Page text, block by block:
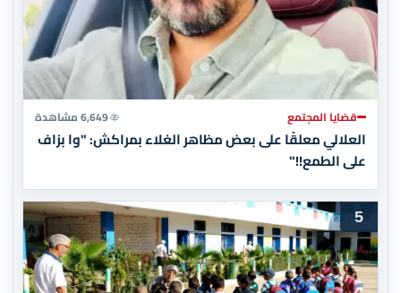
قضايا المجتمع 6,649 مشاهدة
العلالي معلقًا على بعض مظاهر الغلاء بمراكش: "وا بزاف
على الطمع!!"
5